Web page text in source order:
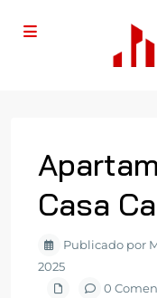
Casa
Publicado por
2025
0